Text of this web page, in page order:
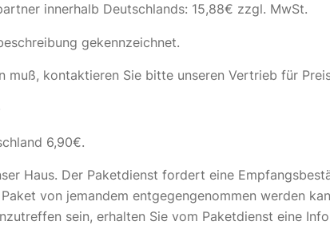
innerhalb Deutschlands: 15,88€ zzgl. MwSt.
gekennzeichnet.
kontaktieren Sie bitte unseren Vertrieb für
6,90€.
Haus. Der Paketdienst fordert eine
von jemandem entgegengenommen werden
sein, erhalten Sie vom Paketdienst eine